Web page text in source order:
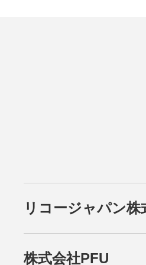
リコージャパン株
株式会社PFU